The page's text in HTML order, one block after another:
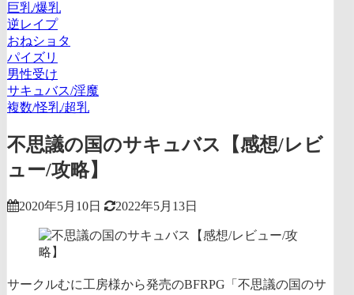
巨乳/爆乳
逆レイプ
おねショタ
パイズリ
男性受け
サキュバス/淫魔
複数/怪乳/超乳
不思議の国のサキュバス【感想/レビ
ュー/攻略】
2020年5月10日 2022年5月13日
サークルむに工房様から発売のBFRPG「不思議の国のサ